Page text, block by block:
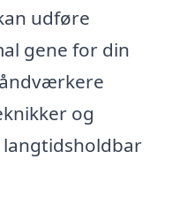
udføre
gene for din
og